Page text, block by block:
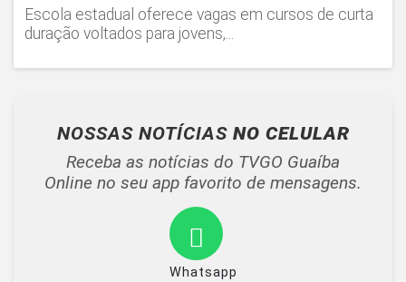
Escola estadual oferece vagas em cursos de curta
duração voltados para jovens,...
NOSSAS NOTÍCIAS NO CELULAR
Receba as notícias do TVGO Guaíba
Online no seu app favorito de mensagens.
Whatsapp